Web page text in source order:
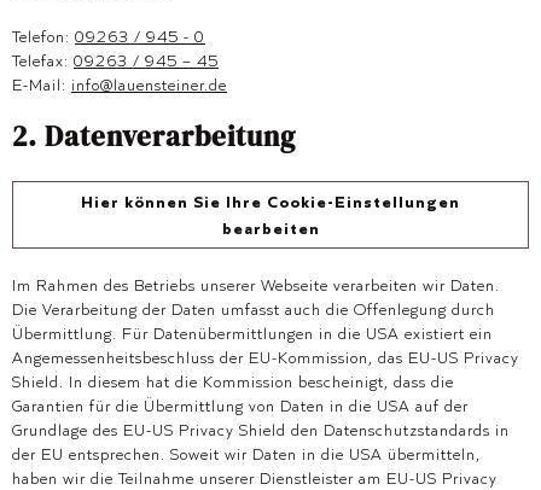
Telefon: 09263 / 945 - 0
Telefax: 09263 / 945 – 45
E-Mail: info@lauensteiner.de
2. Datenverarbeitung
Hier können Sie Ihre Cookie-Einstellungen
bearbeiten
Im Rahmen des Betriebs unserer Webseite verarbeiten wir Daten.
Die Verarbeitung der Daten umfasst auch die Offenlegung durch
Übermittlung. Für Datenübermittlungen in die USA existiert ein
Angemessenheitsbeschluss der EU-Kommission, das EU-US Privacy
Shield. In diesem hat die Kommission bescheinigt, dass die
Garantien für die Übermittlung von Daten in die USA auf der
Grundlage des EU-US Privacy Shield den Datenschutzstandards in
der EU entsprechen. Soweit wir Daten in die USA übermitteln,
haben wir die Teilnahme unserer Dienstleister am EU-US Privacy